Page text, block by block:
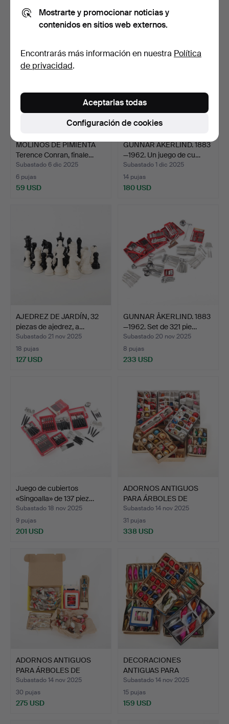
32 USD 95 USD
MOLINOS DE PIMIENTA
Terence Conran, finale…
Subastado 6 dic 2025
6 pujas
59 USD
GUNNAR ÅKERLIND. 1883
—1962. Un juego de cu…
Subastado 1 dic 2025
14 pujas
180 USD
AJEDREZ DE JARDÍN, 32
piezas de ajedrez, a…
Subastado 21 nov 2025
18 pujas
127 USD
GUNNAR ÅKERLIND. 1883
—1962. Set de 321 pie…
Subastado 20 nov 2025
8 pujas
233 USD
Juego de cubiertos
«Singoalla» de 137 piez…
Subastado 18 nov 2025
9 pujas
201 USD
ADORNOS ANTIGUOS
PARA ÁRBOLES DE
NAVIDAD, …
Subastado 14 nov 2025
31 pujas
338 USD
ADORNOS ANTIGUOS
PARA ÁRBOLES DE
NAVIDAD, …
Subastado 14 nov 2025
30 pujas
275 USD
DECORACIONES
ANTIGUAS PARA
ÁRBOLES DE NAVI…
Subastado 14 nov 2025
15 pujas
159 USD
Mostrarte y promocionar noticias y
contenidos en sitios web externos.
Encontrarás más información en nuestra Política
de privacidad.
Configuración de cookies
Aceptarlas todas